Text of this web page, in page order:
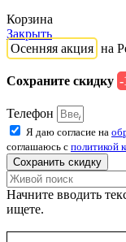
Корзина
Закрыть
Осенняя акция на
Сохраните скидку -
Телефон
Я даю согласие на
соглашаюсь с политикой
Сохранить скидку
Начните вводить
ищете.